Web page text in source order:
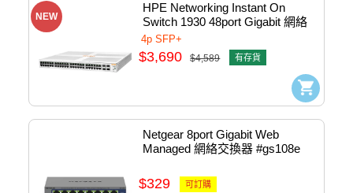
NEW
HPE Networking Instant On
Switch 1930 48port Gigabit 網絡
交換器 #JL685A
4p SFP+
$3,690 $4,589 有存貨
Netgear 8port Gigabit Web
Managed 網絡交換器 #gs108e
$329 可訂購